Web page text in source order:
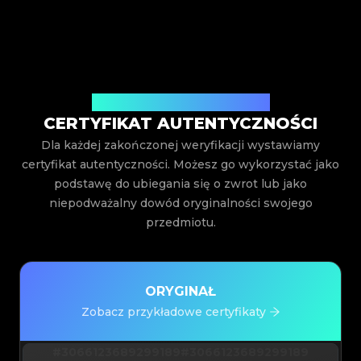
CERTYFIKAT AUTENTYCZNOŚCI
Dla każdej zakończonej weryfikacji wystawiamy
certyfikat autentyczności. Możesz go wykorzystać jako
podstawę do ubiegania się o zwrot lub jako
niepodważalny dowód oryginalności swojego
przedmiotu.
ORYGINAŁ
Zobacz przykładowe certyfikaty